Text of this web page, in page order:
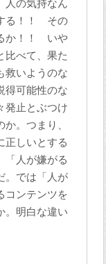
る！！ その
か！！ いや
比べて、果た
救いようのな
得可能性のな
発止とぶつけ
。つまり、
正しいとする
「人が嫌がる
。では「人が
コンテンツを
。明白な違い